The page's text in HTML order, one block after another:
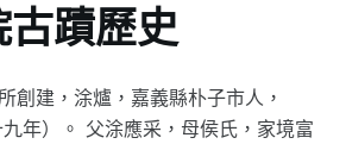
古蹟歷史
創建，涂爐，嘉義縣朴子市人，
年）。 父涂應采，母侯氏，家境富